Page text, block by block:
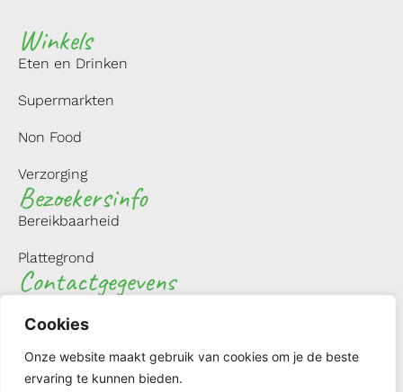
Cookies
Onze website maakt gebruik van cookies om je de beste
ervaring te kunnen bieden.
Winkels
Eten en Drinken
Supermarkten
Non Food
Verzorging
Bezoekersinfo
Bereikbaarheid
Plattegrond
Contactgegevens
1186 EZ Amstelveen